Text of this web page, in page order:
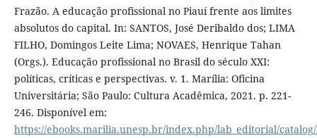
Frazão. A educação profissional no Piauí frente aos limites
absolutos do capital. In: SANTOS, José Deribaldo dos; LIMA
FILHO, Domingos Leite Lima; NOVAES, Henrique Tahan
(Orgs.). Educação profissional no Brasil do século XXI:
políticas, críticas e perspectivas. v. 1. Marília: Oficina
Universitária; São Paulo: Cultura Acadêmica, 2021. p. 221-
246. Disponível em:
https://ebooks.marilia.unesp.br/index.php/lab_editorial/